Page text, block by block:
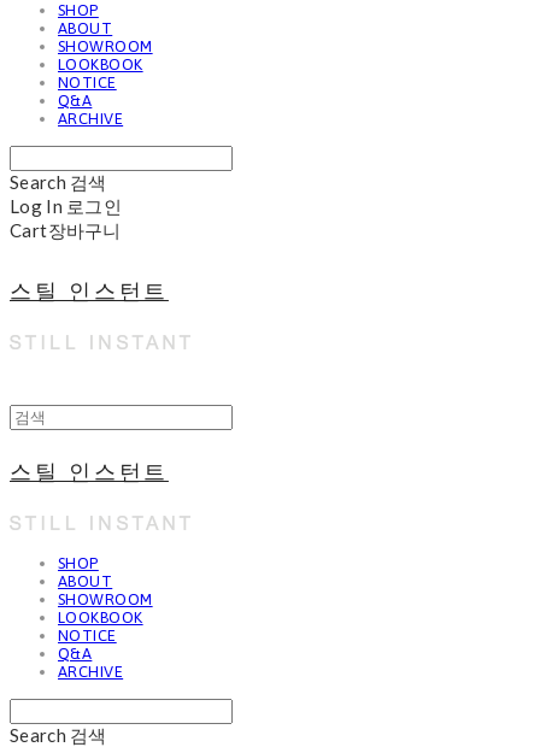
SHOP
ABOUT
SHOWROOM
LOOKBOOK
NOTICE
Q&A
ARCHIVE
Search 검색
Log In 로그인
Cart장바구니
스틸 인스턴트
스틸 인스턴트
SHOP
ABOUT
SHOWROOM
LOOKBOOK
NOTICE
Q&A
ARCHIVE
Search 검색